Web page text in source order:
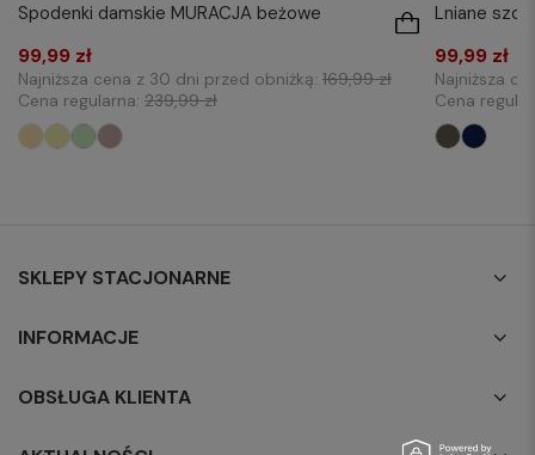
Spodenki damskie MURACJA beżowe
99,99 zł
Najniższa cena z 30 dni przed obniżką: 169,99 zł
Cena regularna: 239,99 zł
Lniane
99,99 zł
Najniższa
Cena
SKLEPY STACJONARNE
INFORMACJE
OBSŁUGA KLIENTA